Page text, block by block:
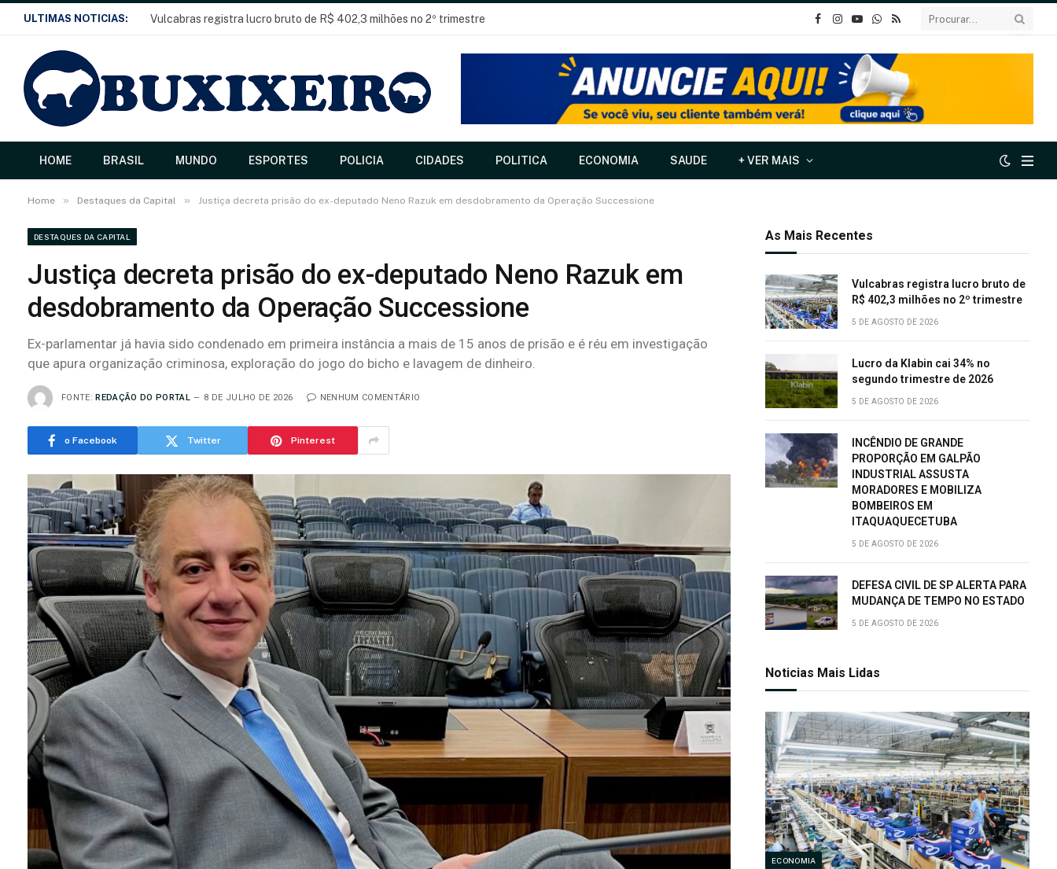
ULTIMAS NOTICIAS: Vulcabras registra lucro bruto de R$ 402,3 milhões no 2º trimestre
o
Instagram
YouTube
Whatsapp
RSS
HOME BRASIL MUNDO ESPORTES POLICIA CIDADES POLITICA ECONOMIA SAUDE + VER MAIS
Home » Destaques da Capital » Justiça decreta prisão do ex-deputado Neno Razuk em desdobramento da Operação Successione
DESTAQUES DA CAPITAL
Justiça decreta prisão do ex-deputado Neno Razuk em
desdobramento da Operação Successione
Ex-parlamentar já havia sido condenado em primeira instância a mais de 15 anos de prisão e é réu em investigação
que apura organização criminosa, exploração do jogo do bicho e lavagem de dinheiro.
FONTE: REDAÇÃO DO PORTAL 8 DE JULHO DE 2026 NENHUM COMENTÁRIO
o Facebook Twitter Pinterest
As Mais Recentes
Vulcabras registra lucro bruto de
R$ 402,3 milhões no 2º trimestre
5 DE AGOSTO DE 2026
Lucro da Klabin cai 34% no
segundo trimestre de 2026
5 DE AGOSTO DE 2026
INCÊNDIO DE GRANDE
PROPORÇÃO EM GALPÃO
INDUSTRIAL ASSUSTA
MORADORES E MOBILIZA
BOMBEIROS EM
ITAQUAQUECETUBA
5 DE AGOSTO DE 2026
DEFESA CIVIL DE SP ALERTA PARA
MUDANÇA DE TEMPO NO ESTADO
5 DE AGOSTO DE 2026
Noticias Mais Lidas
ECONOMIA